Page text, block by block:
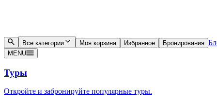
Все категории Моя корзина Избранное Бронирования
MENU
Туры
Откройте и забронируйте популярные туры.